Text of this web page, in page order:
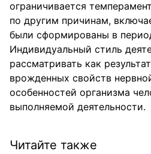
ограничивается
по другим причинам,
были сформированы в
Индивидуальный стиль
рассматривать как
врожденных свойств
особенностей организма
выполняемой деятельности.
Читайте также